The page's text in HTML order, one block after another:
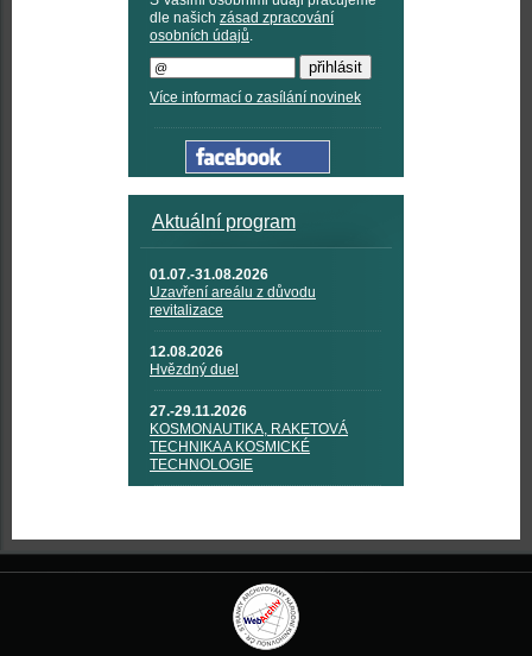
dle našich zásad zpracování
osobních údajů.
Více informací o zasílání novinek
Aktuální program
01.07.-31.08.2026
Uzavření areálu z důvodu
revitalizace
12.08.2026
Hvězdný duel
27.-29.11.2026
KOSMONAUTIKA, RAKETOVÁ
TECHNIKA A KOSMICKÉ
TECHNOLOGIE